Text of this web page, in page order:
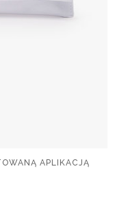
APLIKACJĄ